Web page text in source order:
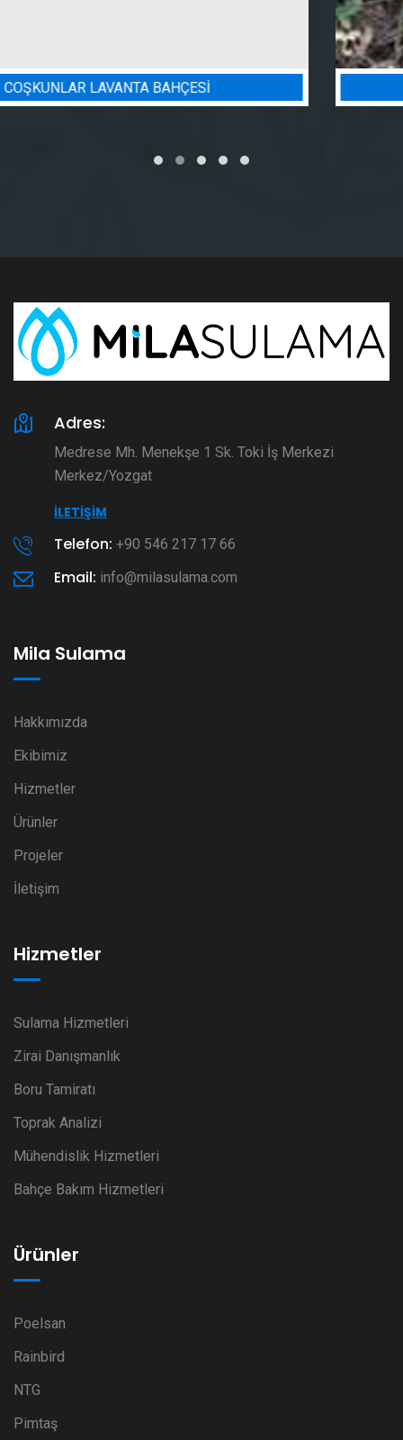
BADEM BAHÇESI SULAMA PROJESI
Adres:
Medrese Mh. Menekşe 1 Sk. Toki İş Merkezi
Merkez/Yozgat
İLETIŞIM
Telefon: +90 546 217 17 66
Email: info@milasulama.com
Mila Sulama
Hakkımızda
Ekibimiz
Hizmetler
Ürünler
Projeler
İletişim
Hizmetler
Sulama Hizmetleri
Zirai Danışmanlık
Boru Tamiratı
Toprak Analizi
Mühendislik Hizmetleri
Bahçe Bakım Hizmetleri
Ürünler
Poelsan
Rainbird
NTG
Pimtaş